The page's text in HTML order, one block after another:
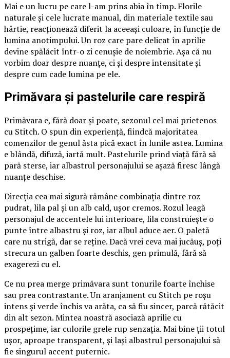
Mai e un lucru pe care l-am prins abia în timp. Florile
naturale și cele lucrate manual, din materiale textile sau
hârtie, reacționează diferit la aceeași culoare, în funcție de
lumina anotimpului. Un roz care pare delicat în aprilie
devine spălăcit într-o zi cenușie de noiembrie. Așa că nu
vorbim doar despre nuanțe, ci și despre intensitate și
despre cum cade lumina pe ele.
Primăvara și pastelurile care respiră
Primăvara e, fără doar și poate, sezonul cel mai prietenos
cu Stitch. O spun din experiență, fiindcă majoritatea
comenzilor de genul ăsta pică exact în lunile astea. Lumina
e blândă, difuză, iartă mult. Pastelurile prind viață fără să
pară sterse, iar albastrul personajului se așază firesc lângă
nuanțe deschise.
Direcția cea mai sigură rămâne combinația dintre roz
pudrat, lila pal și un alb cald, ușor cremos. Rozul leagă
personajul de accentele lui interioare, lila construiește o
punte între albastru și roz, iar albul aduce aer. O paletă
care nu strigă, dar se reține. Dacă vrei ceva mai jucăuș, poți
strecura un galben foarte deschis, gen primulă, fără să
exagerezi cu el.
Ce nu prea merge primăvara sunt tonurile foarte închise
sau prea contrastante. Un aranjament cu Stitch pe roșu
intens și verde închis va arăta, ca să fiu sincer, parcă rătăcit
din alt sezon. Mintea noastră asociază aprilie cu
prospețime, iar culorile grele rup senzația. Mai bine ții totul
ușor, aproape transparent, și lași albastrul personajului să
fie singurul accent puternic.